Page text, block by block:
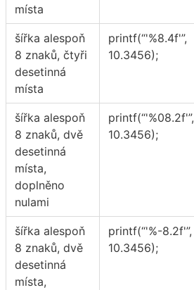
místa
šířka alespoň
8 znaků, čtyři
desetinná
místa
printf(“'%8.4f'”,
10.3456);
šířka alespoň
8 znaků, dvě
desetinná
místa,
doplněno
nulami
printf(“'%08.2f'”,
10.3456);
šířka alespoň
8 znaků, dvě
desetinná
místa,
printf(“'%-8.2f'”,
10.3456);